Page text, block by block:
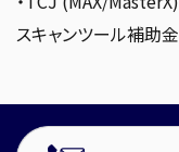
スキャンツール補助金